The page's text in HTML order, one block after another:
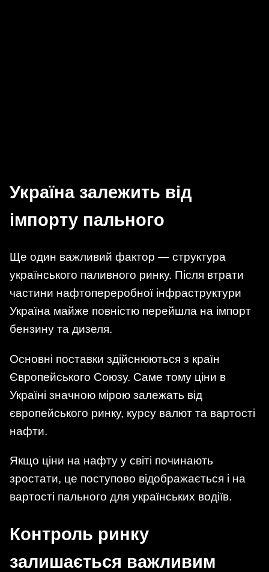
Україна залежить від
імпорту пального
Ще один важливий фактор — структура
українського паливного ринку. Після втрати
частини нафтопереробної інфраструктури
Україна майже повністю перейшла на імпорт
бензину та дизеля.
Основні поставки здійснюються з країн
Європейського Союзу. Саме тому ціни в
Україні значною мірою залежать від
європейського ринку, курсу валют та вартості
нафти.
Якщо ціни на нафту у світі починають
зростати, це поступово відображається і на
вартості пального для українських водіїв.
Контроль ринку
залишається важливим